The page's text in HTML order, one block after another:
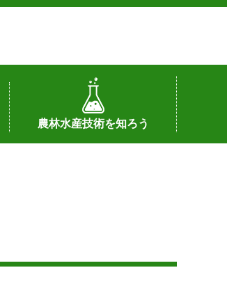
農林水産技術を知ろう
センターの話題
私の試験研究
試験研究課題
第6期中期業務計画
オンライン研究報告
刊行物
知的財産に関する相談窓口